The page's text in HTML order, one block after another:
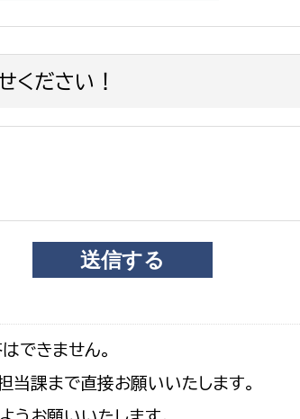
ください！
できません。
当課まで直接お願いいたします。